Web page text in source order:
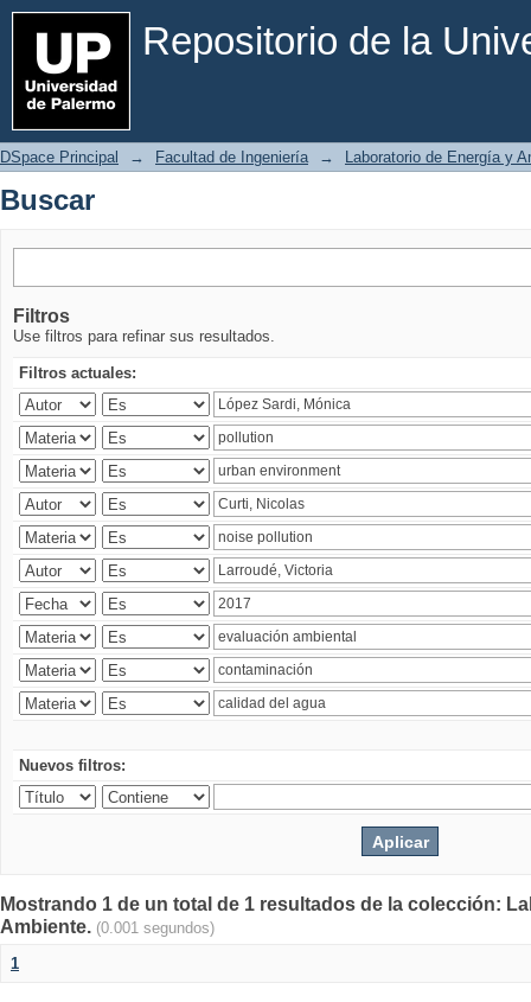
Repositorio de la
Buscar
DSpace Principal → Facultad de Ingeniería → Laboratorio de Energía y
Buscar
Filtros
Use filtros para refinar sus resultados.
Filtros actuales:
Nuevos filtros:
Mostrando 1 de un total de 1 resultados de la colección:
Ambiente. (0.001 segundos)
1